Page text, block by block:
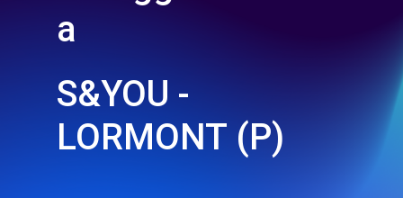
a
S&YOU -
LORMONT (P)